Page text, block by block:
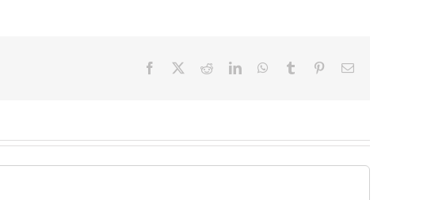
Facebook RedditLinkedInWhatsApp
Tumblr PinterestEmail